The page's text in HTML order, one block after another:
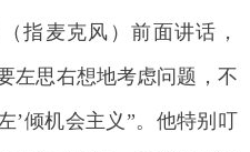
指麦克风）前面讲话，
左思右想地考虑问题，不
’倾机会主义”。他特别叮